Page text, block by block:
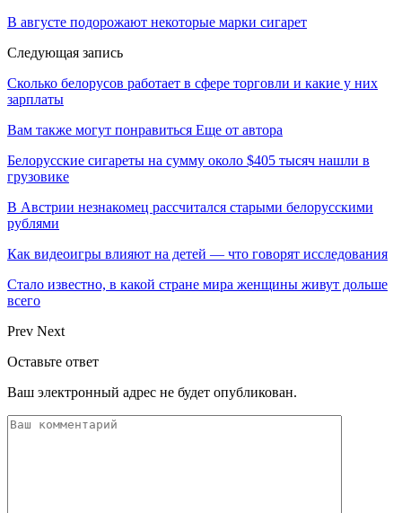
В августе подорожают некоторые марки сигарет
Следующая запись
Сколько белорусов работает в сфере торговли и какие у них
зарплаты
Вам также могут понравиться Еще от автора
Белорусские сигареты на сумму около $405 тысяч нашли в
грузовике
В Австрии незнакомец рассчитался старыми белорусскими
рублями
Как видеоигры влияют на детей — что говорят исследования
Стало известно, в какой стране мира женщины живут дольше
всего
Prev Next
Оставьте ответ
Ваш электронный адрес не будет опубликован.